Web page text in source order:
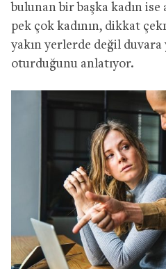
bulunan bir başka kadın ise
pek çok kadının, dikkat
yakın yerlerde değil duvara
oturduğunu anlatıyor.